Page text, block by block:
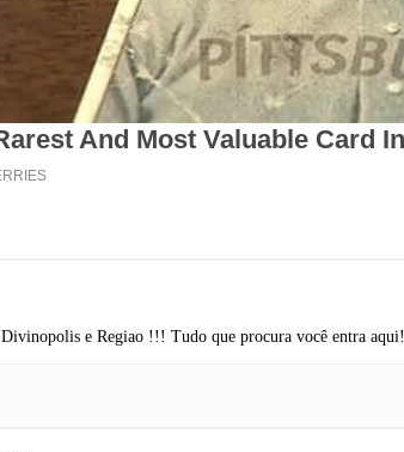
e Regiao !!! Tudo que procura você entra aqui!